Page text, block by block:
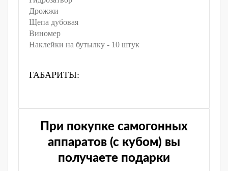
Дрожжи
Щепа дубовая
Виномер
Наклейки на бутылку - 10 штук
ГАБАРИТЫ:
При покупке самогонных
аппаратов (с кубом) вы
получаете подарки